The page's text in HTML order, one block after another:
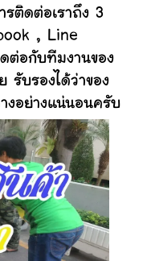
รติดต่อเราถึง 3
, Line
ต่อกับทีมงานของ
รับรองได้ว่าของ
งอย่างแน่นอนครับ